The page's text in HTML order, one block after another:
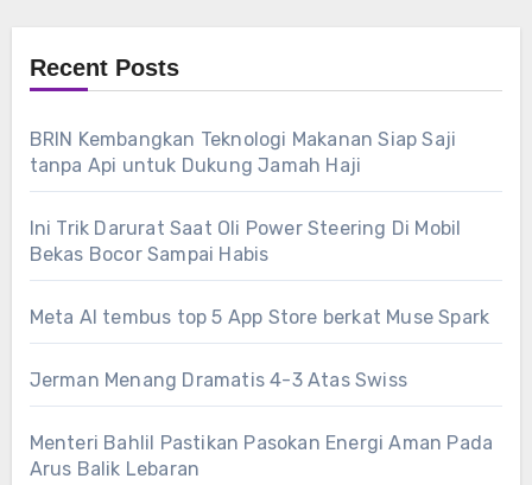
Recent Posts
BRIN Kembangkan Teknologi Makanan Siap Saji
tanpa Api untuk Dukung Jamah Haji
Ini Trik Darurat Saat Oli Power Steering Di Mobil
Bekas Bocor Sampai Habis
Meta AI tembus top 5 App Store berkat Muse Spark
Jerman Menang Dramatis 4-3 Atas Swiss
Menteri Bahlil Pastikan Pasokan Energi Aman Pada
Arus Balik Lebaran